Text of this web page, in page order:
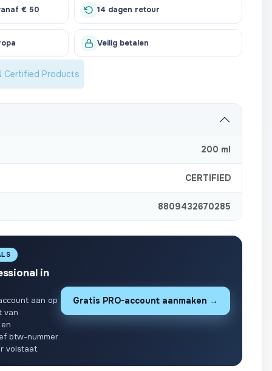
€ 50 14 dagen retour
Veilig betalen
Certified Products
200 ml
CERTIFIED
8809432670285
in
aan op
van
btw-nummer
volstaat.
Gratis PRO-account aanmaken →